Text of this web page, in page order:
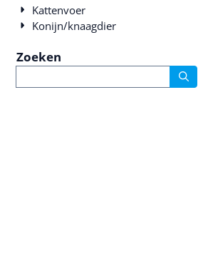
Kattenvoer
Konijn/knaagdier
Zoeken